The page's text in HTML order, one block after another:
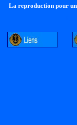
La reproduction pour un